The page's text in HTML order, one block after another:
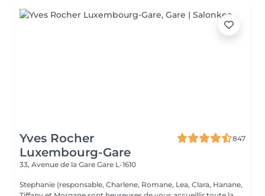
Yves Rocher
Luxembourg-Gare
847
33, Avenue de la Gare Gare L-1610
Stephanie (responsable, Charlene, Romane, Lea, Clara, Hanane,